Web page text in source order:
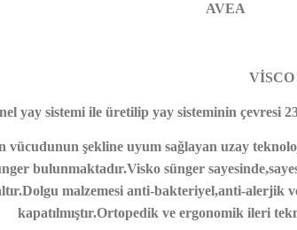
AVEA
yay sistemi ile üretilip yay sisteminin çevresi
vücudunun şekline uyum sağlayan uzay
bulunmaktadır.Visko sünger
malzemesi anti-bakteriyel,anti-alerjik
kapatılmıştır.Ortopedik ve ergonomik ileri